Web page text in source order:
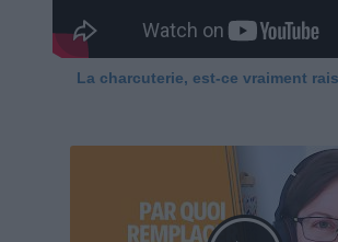
La charcuterie, est-ce vraiment